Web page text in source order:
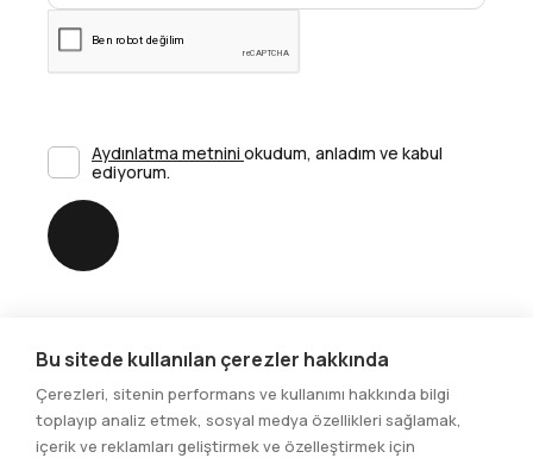
Aydınlatma metnini okudum, anladım ve kabul
ediyorum.
Gönder
Bu sitede kullanılan çerezler hakkında
Çerezleri, sitenin performans ve kullanımı hakkında bilgi
toplayıp analiz etmek, sosyal medya özellikleri sağlamak,
içerik ve reklamları geliştirmek ve özelleştirmek için